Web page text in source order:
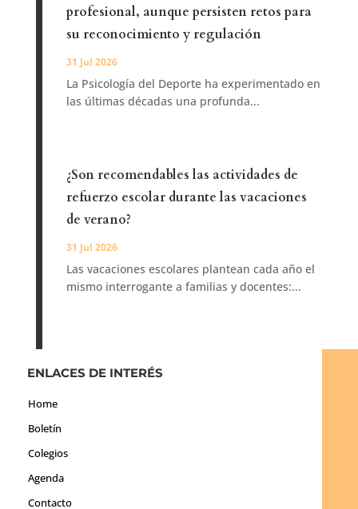
profesional, aunque persisten retos para
su reconocimiento y regulación
31 Jul 2026
La Psicología del Deporte ha experimentado en
las últimas décadas una profunda...
¿Son recomendables las actividades de
refuerzo escolar durante las vacaciones
de verano?
31 Jul 2026
Las vacaciones escolares plantean cada año el
mismo interrogante a familias y docentes:...
ENLACES DE INTERÉS
Home
Boletín
Colegios
Agenda
Contacto